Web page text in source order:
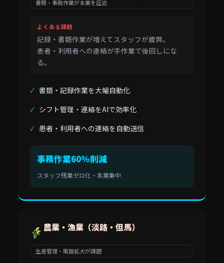
書類・事務作業が本業を圧迫
よくある課題
記録・書類作業が増えてスタッフが疲弊。
患者・利用者への連絡が手作業で後回しにな
る。
書類・記録作業を大幅自動化
シフト管理・連絡をAIで効率化
患者・利用者への連絡を自動送信
事務作業60%削減
スタッフ残業ゼロ化・本業集中
農業・漁業（淡路・但馬）
生産管理・販路拡大が課題